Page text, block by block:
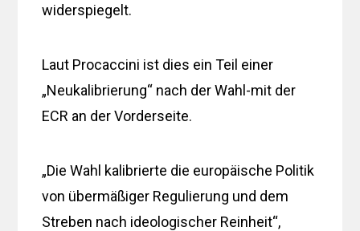
widerspiegelt.
Laut Procaccini ist dies ein Teil einer
„Neukalibrierung“ nach der Wahl-mit der
ECR an der Vorderseite.
„Die Wahl kalibrierte die europäische Politik
von übermäßiger Regulierung und dem
Streben nach ideologischer Reinheit“,